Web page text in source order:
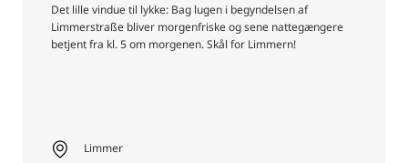
Det lille vindue til lykke: Bag lugen i begyndelsen af
Limmerstraße bliver morgenfriske og sene nattegængere
betjent fra kl. 5 om morgenen. Skål for Limmern!
Limmer